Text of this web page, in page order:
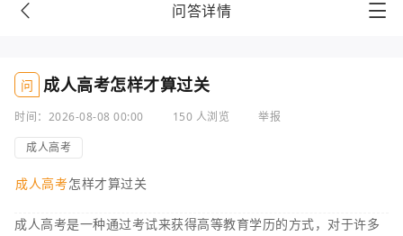
问答详情
问 成人高考怎样才算过关
时间：2026-08-08 00:00 150 人浏览
举报
成人高考
成人高考怎样才算过关
成人高考是一种通过考试来获得高等教育学历的方式，对于许多